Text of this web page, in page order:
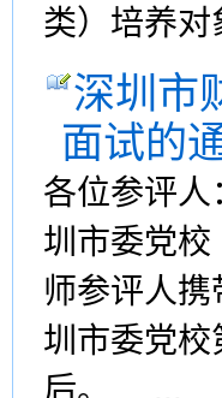
类）培养对
深圳市
面试的
各位参评
圳市委党
师参评人
圳市委党
后。 ...